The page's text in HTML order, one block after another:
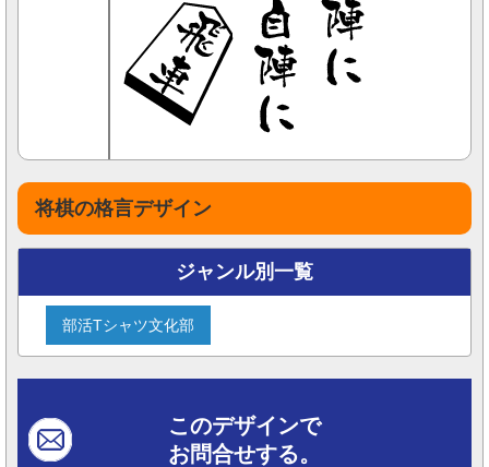
将棋の格言デザイン
ジャンル別一覧
部活Tシャツ文化部
このデザインで
お問合せする。